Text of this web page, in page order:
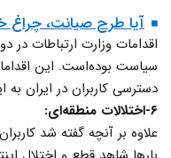
آیا طرح صیانت،
اقدامات وزارت ارتباطات
دسترسی کاربران در ایران به
۶-اختلالات منطقه‌ای:
علاوه بر آنچه گفته شد